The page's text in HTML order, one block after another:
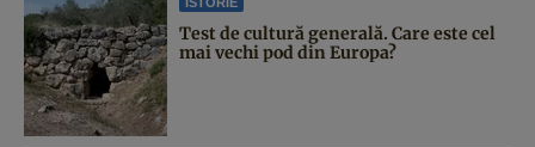
Test de cultură generală. Care este cel
mai vechi pod din Europa?